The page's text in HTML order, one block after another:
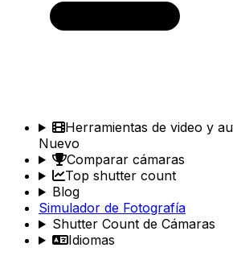
Herramientas de video y
Nuevo
Comparar cámaras
Top shutter count
Blog
Simulador de Fotografía
Shutter Count de Cámaras
Idiomas